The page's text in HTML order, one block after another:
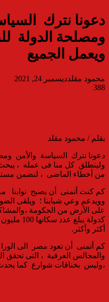
دعونا نترك
ومصلحة الدولة
ويعمل الجميع
محمود مقلدديسمبر 24, 2021
388
بقلم / محمود مقلد
دعونا نترك السياسة والأمن
ولينطلق كل منا فى عمله ،
من أخطاء الماضى ، لنضمن
كم كنت أتمنى أن يصبح نوابنا
وويدعم وعي شبابنا ؛ ويلقى
على الأرض من الحكومة
كدولة
أكثر وأكثر.
كم أتمنى أن تعود مصر الى
والمجالس العرفية ، التى تحقق
،وليس بخناقات شوارع كما